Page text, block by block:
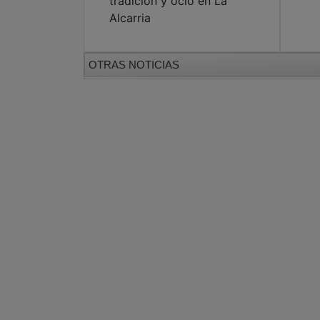
Alcarria
OTRAS NOTICIAS